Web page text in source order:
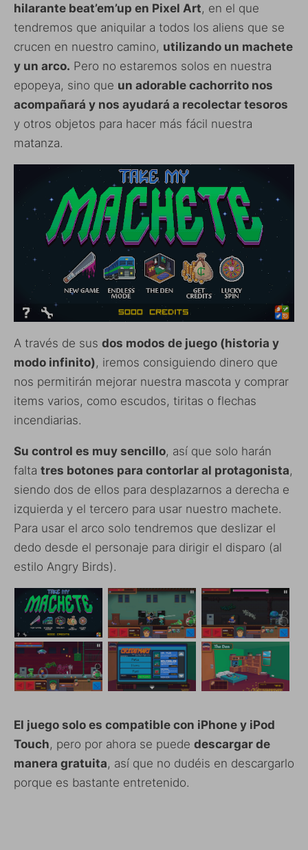
hilarante beat’em’up en Pixel Art, en el que
tendremos que aniquilar a todos los aliens que se
crucen en nuestro camino, utilizando un machete
y un arco. Pero no estaremos solos en nuestra
epopeya, sino que un adorable cachorrito nos
acompañará y nos ayudará a recolectar tesoros
y otros objetos para hacer más fácil nuestra
matanza.
A través de sus dos modos de juego (historia y
modo infinito), iremos consiguiendo dinero que
nos permitirán mejorar nuestra mascota y comprar
items varios, como escudos, tiritas o flechas
incendiarias.
Su control es muy sencillo, así que solo harán
falta tres botones para contorlar al protagonista,
siendo dos de ellos para desplazarnos a derecha e
izquierda y el tercero para usar nuestro machete.
Para usar el arco solo tendremos que deslizar el
dedo desde el personaje para dirigir el disparo (al
estilo Angry Birds).
El juego solo es compatible con iPhone y iPod
Touch, pero por ahora se puede descargar de
manera gratuita, así que no dudéis en descargarlo
porque es bastante entretenido.